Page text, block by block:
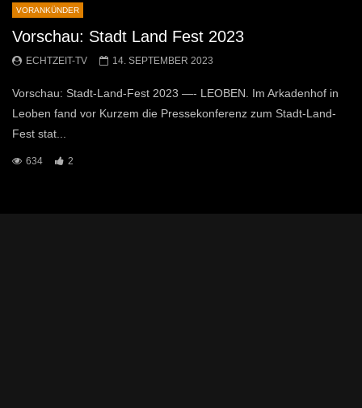
VORANKÜNDER
Vorschau: Stadt Land Fest 2023
ECHTZEIT-TV 14. SEPTEMBER 2023
Vorschau: Stadt-Land-Fest 2023 —- LEOBEN. Im Arkadenhof in
Leoben fand vor Kurzem die Pressekonferenz zum Stadt-Land-
Fest stat...
634 2